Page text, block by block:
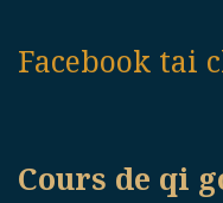
Facebook tai
Cours de qi